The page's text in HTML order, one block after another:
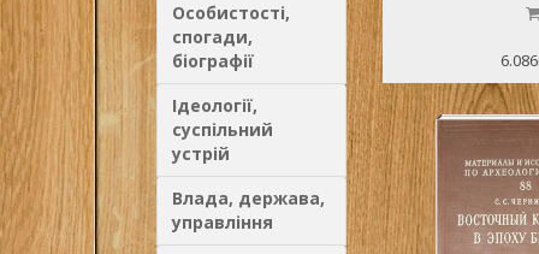
Особистості,
спогади,
біографії
Ідеології,
суспільний
устрій
Влада, держава,
управління
которого
процесса,
северном
Содержание:
Введение. - Глава
Херсона в XI—XIV
Поход Владимира
Оставление
города хазарами;
Херсона в первой
Херсон и половцы.
византийского
О термине `Готия`;
Административное
Херсона в XI в.; 7.